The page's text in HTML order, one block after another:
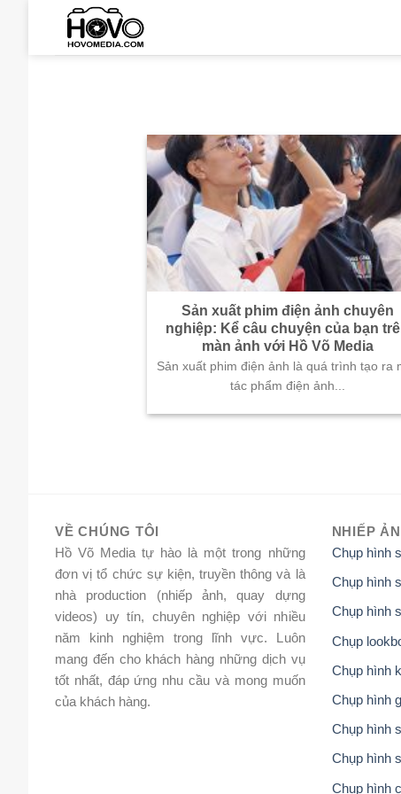
content
Sản xuất phim điện ảnh chuyên
nghiệp: Kể câu chuyện của bạn
màn ảnh với Hồ Võ Media
Sản xuất phim điện ảnh là quá trình tạo ra
tác phẩm điện ảnh...
VỀ CHÚNG TÔI
Hồ Võ Media tự hào là một trong những
đơn vị tổ chức sự kiện, truyền thông và là
nhà production (nhiếp ảnh, quay dựng
videos) uy tín, chuyên nghiệp với nhiều
năm kinh nghiệm trong lĩnh vực. Luôn
mang đến cho khách hàng những dịch vụ
tốt nhất, đáp ứng nhu cầu và mong muốn
của khách hàng.
NHIẾP
Chụp hình
Chụp hình
Chụp hình
Chụp
Chụp hình
Chụp hình
Chụp hình
Chụp hình
Chụp hình